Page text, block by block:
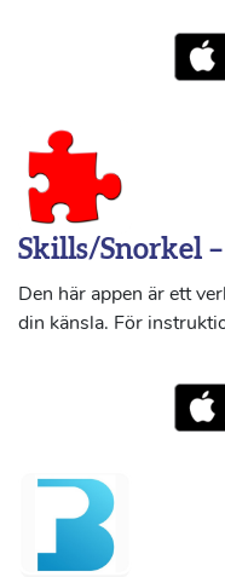
Skills/Snorkel
Den här appen är ett
din känsla. För